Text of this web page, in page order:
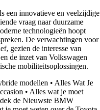
een innovatieve en veelzijdige
vraag naar duurzame
technologieën hoopt
De verwachtingen voor
gezien de interesse van
de inzet van Volkswagen
mobiliteitsoplossingen.
modellen • Alles Wat Je
• Alles wat je moet
de Nieuwste BMW